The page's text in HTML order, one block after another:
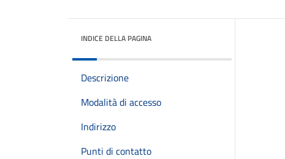
INDICE DELLA PAGINA
Descrizione
Modalità di accesso
Indirizzo
Punti di contatto